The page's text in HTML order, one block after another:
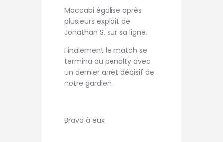
Maccabi égalise après
plusieurs exploit de
Jonathan S. sur sa ligne.
Finalement le match se
termina au penalty avec
un dernier arrêt décisif de
notre gardien.
Bravo à eux